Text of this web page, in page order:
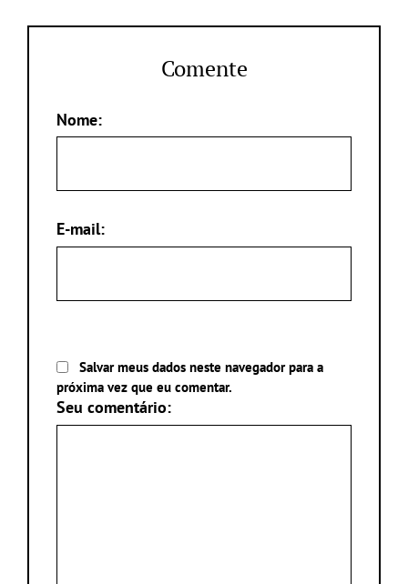
Comente
Nome:
E-mail:
Salvar meus dados neste navegador para a
próxima vez que eu comentar.
Seu comentário: